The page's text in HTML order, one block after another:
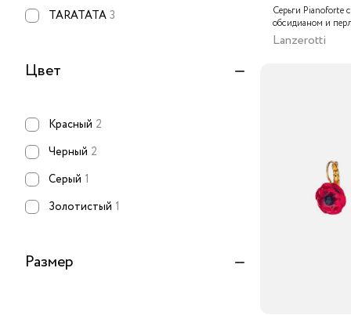
TARATATA 3
Цвет
Красный 2
Черный 2
Серый 1
Золотистый 1
Размер
Серьги Pianoforte
обсидианом и
Lanzerotti